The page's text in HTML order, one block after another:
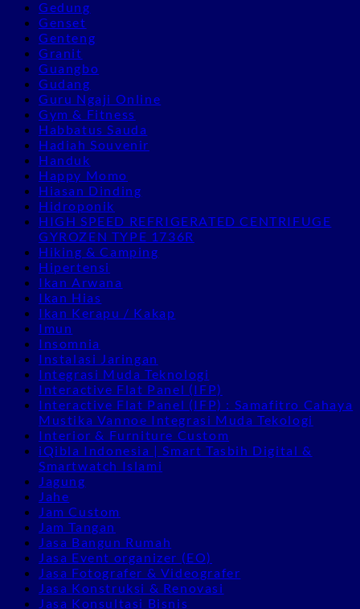
Gedung
Genset
Genteng
Granit
Guangbo
Gudang
Guru Ngaji Online
Gym & Fitness
Habbatus Sauda
Hadiah Souvenir
Handuk
Happy Momo
Hiasan Dinding
Hidroponik
HIGH SPEED REFRIGERATED CENTRIFUGE
GYROZEN TYPE 1736R
Hiking & Camping
Hipertensi
Ikan Arwana
Ikan Hias
Ikan Kerapu / Kakap
Imun
Insomnia
Instalasi Jaringan
Integrasi Muda Teknologi
Interactive Flat Panel (IFP)
Interactive Flat Panel (IFP) : Samafitro Cahaya
Mustika Vannoe Integrasi Muda Tekologi
Interior & Furniture Custom
iQibla Indonesia | Smart Tasbih Digital &
Smartwatch Islami
Jagung
Jahe
Jam Custom
Jam Tangan
Jasa Bangun Rumah
Jasa Event organizer (EO)
Jasa Fotografer & Videografer
Jasa Konstruksi & Renovasi
Jasa Konsultasi Bisnis